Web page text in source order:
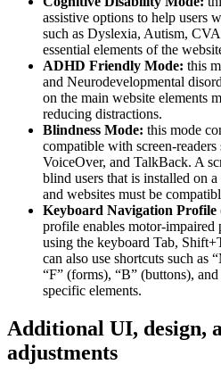
assistive options to help users
such as Dyslexia, Autism,
essential elements of the
ADHD Friendly Mode: this
and Neurodevelopmental
on the main website elements
reducing distractions.
Blindness Mode: this mode
compatible with screen-
VoiceOver, and TalkBack. A
blind users that is installed on
and websites must be
Keyboard Navigation
profile enables motor-impaired
using the keyboard Tab,
can also use shortcuts such as
“F” (forms), “B” (buttons),
specific elements.
Additional UI, design,
adjustments